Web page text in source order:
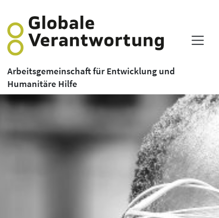
Arbeitsgemeinschaft für Entwicklung und
Humanitäre Hilfe